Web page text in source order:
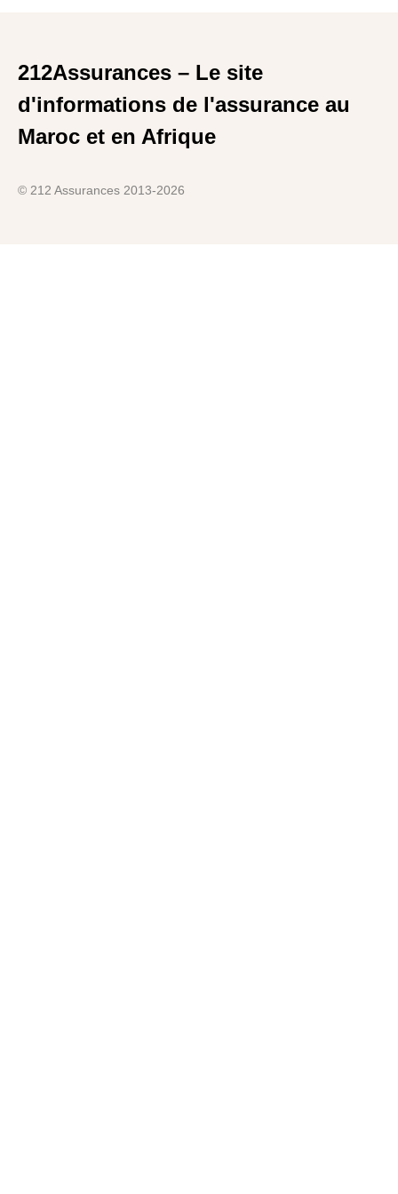
212Assurances – Le site
d'informations de l'assurance au
Maroc et en Afrique
© 212 Assurances 2013-2026